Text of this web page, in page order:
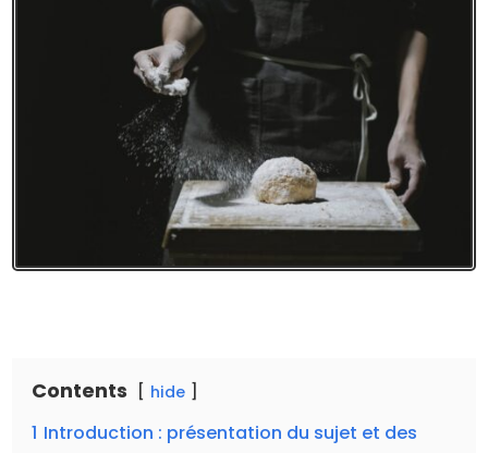
Contents hide
1 Introduction : présentation du sujet et des